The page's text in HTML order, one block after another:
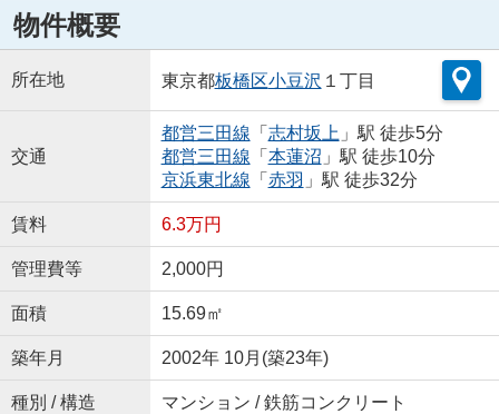
物件概要
所在地 東京都板橋区小豆沢 １丁目
交通
都営三田線 「 志村坂上 」駅 徒歩5分
都営三田線 「 本蓮沼 」駅 徒歩10分
京浜東北線 「 赤羽 」駅 徒歩32分
賃料 6.3万円
管理費等 2,000円
面積 15.69㎡
築年月 2002年 10月(築23年)
種別 / 構造 マンション / 鉄筋コンクリート